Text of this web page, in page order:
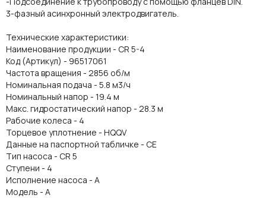
3-фазный асинхронный электродвигатель.
Технические характеристики:
Наименование продукции - CR 5-4
Код (Артикул) - 96517061
Частота вращения - 2856 об/м
Номинальная подача - 5.8 м3/ч
Номинальный напор - 19.4 м
Макс. гидростатический напор - 28.3 м
Рабочие колеса - 4
Торцевое уплотнение - HQQV
Данные на паспортной табличке - CE
Тип насоса - CR 5
Ступени - 4
Исполнение насоса - A
Модель - A